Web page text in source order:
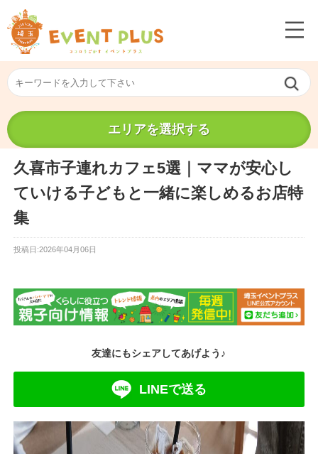
エリアを選択する
久喜市子連れカフェ5選｜ママが安心し
ていける子どもと一緒に楽しめるお店特
集
投稿日:2026年04月06日
友達にもシェアしてあげよう♪
LINEで送る